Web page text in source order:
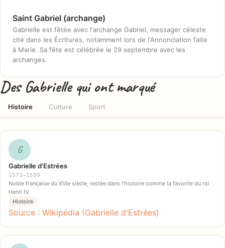
Saint Gabriel (archange)
Gabrielle est fêtée avec l'archange Gabriel, messager céleste
cité dans les Écritures, notamment lors de l'Annonciation faite
à Marie. Sa fête est célébrée le 29 septembre avec les
archanges.
Des Gabrielle qui ont marqué
Histoire Culture Sport
G
Gabrielle d'Estrées
1573–1599
Noble française du XVIe siècle, restée dans l'histoire comme la favorite du roi
Henri IV.
Histoire
Source : Wikipédia (Gabrielle d'Estrées)